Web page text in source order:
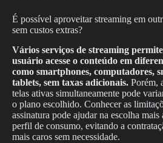
É possível aproveitar streaming em
sem custos extras?
Vários serviços de streaming
usuário acesse o conteúdo em
como smartphones, computadores,
tablets, sem taxas adicionais. Porém,
telas ativas simultaneamente pode
o plano escolhido. Conhecer as
assinatura pode ajudar na escolha mais
perfil de consumo, evitando a
mais caros sem necessidade.